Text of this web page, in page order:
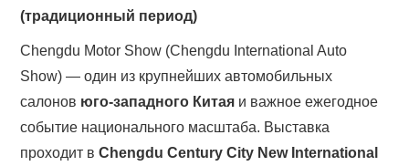
(традиционный период)
Chengdu Motor Show (Chengdu International Auto
Show) — один из крупнейших автомобильных
салонов юго-западного Китая и важное ежегодное
событие национального масштаба. Выставка
проходит вChengdu Century City New International